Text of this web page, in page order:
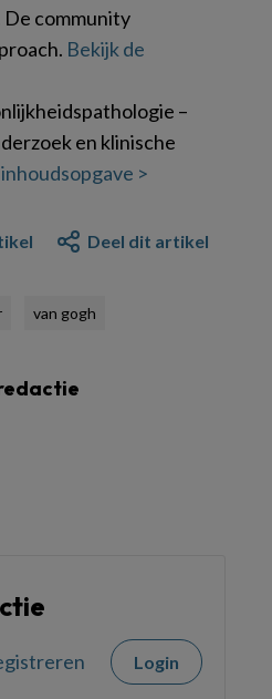
community
Bekijk de
–
en klinische
>
Deel dit artikel
van gogh
Login